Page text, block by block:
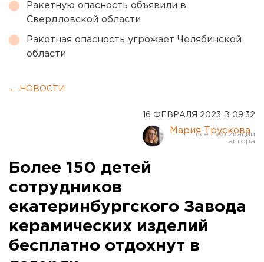
Ракетную опасность объявили в
Свердловской области
Ракетная опасность угрожает Челябинской
области
← НОВОСТИ
16 ФЕВРАЛЯ 2023 В 09:32
Мария Трускова
Более 150 детей
сотрудников
екатеринбургского Завода
керамических изделий
бесплатно отдохнут в